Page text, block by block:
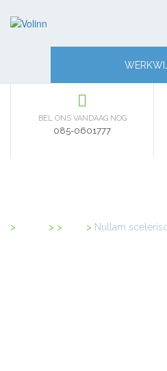
BEL ONS VANDAAG NOG
085-0601777
> > Nullam